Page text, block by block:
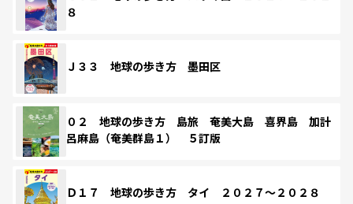
８
Ｊ３３ 地球の歩き方 墨田区
０２ 地球の歩き方 島旅 奄美大島 喜界島 加計
呂麻島（奄美群島１） ５訂版
Ｄ１７ 地球の歩き方 タイ ２０２７～２０２８